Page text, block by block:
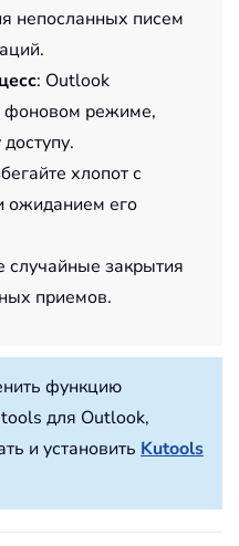
непосланных писем
: Outlook
фоновом режиме,
хлопот с
ожиданием его
случайные закрытия
приемов.
функцию
для Outlook,
и установить Kutools